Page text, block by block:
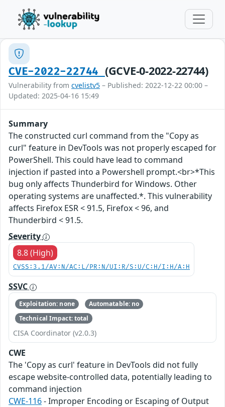
CVE-2022-22744 (GCVE-0-2022-22744)
Vulnerability from cvelistv5 – Published: 2022-12-22 00:00 –
Updated: 2025-04-16 15:49
Summary
The constructed curl command from the "Copy as
curl" feature in DevTools was not properly escaped for
PowerShell. This could have lead to command
injection if pasted into a Powershell prompt.<br>*This
bug only affects Thunderbird for Windows. Other
operating systems are unaffected.*. This vulnerability
affects Firefox ESR < 91.5, Firefox < 96, and
Thunderbird < 91.5.
Severity
8.8 (High)
CVSS:3.1/AV:N/AC:L/PR:N/UI:R/S:U/C:H/I:H/A:H
SSVC
Exploitation: none
Automatable: no
Technical Impact: total
CISA Coordinator (v2.0.3)
CWE
The 'Copy as curl' feature in DevTools did not fully
escape website-controlled data, potentially leading to
command injection
CWE-116- Improper Encoding or Escaping of Output